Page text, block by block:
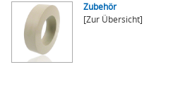
Zubehör
[Zur Übersicht]